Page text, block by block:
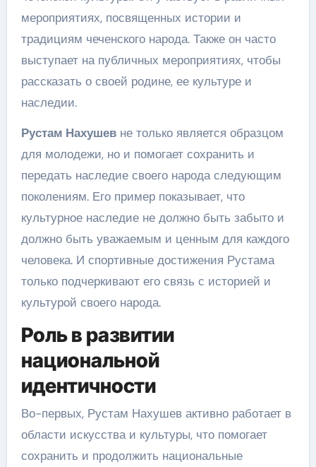
мероприятиях, посвященных истории и
традициям чеченского народа. Также он часто
выступает на публичных мероприятиях, чтобы
рассказать о своей родине, ее культуре и
наследии.
Рустам Нахушевне только является образцом
для молодежи, но и помогает сохранить и
передать наследие своего народа следующим
поколениям. Его пример показывает, что
культурное наследие не должно быть забыто и
должно быть уважаемым и ценным для каждого
человека. И спортивные достижения Рустама
только подчеркивают его связь с историей и
культурой своего народа.
Роль в развитии
национальной
идентичности
Во-первых, Рустам Нахушев активно работает в
области искусства и культуры, что помогает
сохранить и продолжить национальные